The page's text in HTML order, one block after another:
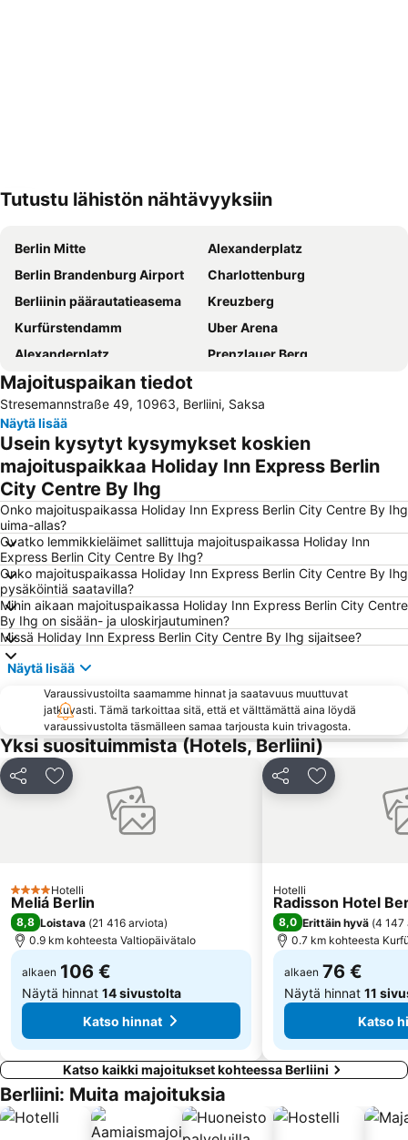
Tutustu lähistön nähtävyyksiin
Berlin Mitte
Alexanderplatz
Berlin Brandenburg Airport
Charlottenburg
Berliinin päärautatieasema
Kreuzberg
Kurfürstendamm
Uber Arena
Alexanderplatz
Prenzlauer Berg
Charlottenburg-Wilmersdorf
Potsdamer Platz
Messe Berlin Messegelände
Friedrichshain
Brandenburgin portti
Spandau
Schöneberg
Berliinin eläintarha
Max-Schmeling-Halle
KaDeWe
Hauptbahnhof Metro Station
Checkpoint Charlie
Tiergarten
Bahnhof Zoologischer Garten
Spandaun Vanhakaupunki
Alexanderplatz Metro Station
Neukölln
Berliinin eläintarha
ILA - International Aerospace Exhibition Berlin-Brandenburg
East Side Gallery
Friedrichstraße
Columbiahalle Berlin
Wittenbergplatz
Zentraler Omnibusbahnhof Berlin ZOB
Bahnhof Hackescher Markt
Zoologischer Garten Metro Station
S-Bahnhof Ostkreuz
Baumschulenweg
Legoland Discovery Centre Berlin
East-Side-Gallery
Steglitz
Waldbühne
Majoituspaikan tiedot
Stresemannstraße 49, 10963, Berliini, Saksa
Näytä lisää
Usein kysytyt kysymykset koskien
majoituspaikkaa Holiday Inn Express Berlin
City Centre By Ihg
Onko majoituspaikassa Holiday Inn Express Berlin City Centre By Ihg
uima-allas?
Ovatko lemmikkieläimet sallittuja majoituspaikassa Holiday Inn
Express Berlin City Centre By Ihg?
Onko majoituspaikassa Holiday Inn Express Berlin City Centre By Ihg
pysäköintiä saatavilla?
Mihin aikaan majoituspaikassa Holiday Inn Express Berlin City Centre
By Ihg on sisään- ja uloskirjautuminen?
Missä Holiday Inn Express Berlin City Centre By Ihg sijaitsee?
Näytä lisää
Varaussivustoilta saamamme hinnat ja saatavuus muuttuvat
jatkuvasti. Tämä tarkoittaa sitä, että et välttämättä aina löydä
varaussivustolta täsmälleen samaa tarjousta kuin trivagosta.
Yksi suosituimmista (Hotels, Berliini)
Jaa Lisää suosikkeihin
4 Tähtiluokitus
Hotelli
Meliá Berlin
8,8 Loistava (21 416 arviota)
0.9 km kohteesta Valtiopäivätalo
alkaen 106 €
Näytä hinnat 14 sivustolta
Katso hinnat
Jaa Lisää
Hotelli
Radisson Hotel
8,0 Erittäin hyvä (4 147
0.7 km kohteesta
alkaen 76 €
Näytä hinnat 11
Katso
Katso kaikki majoitukset kohteessa Berliini
Berliini: Muita majoituksia